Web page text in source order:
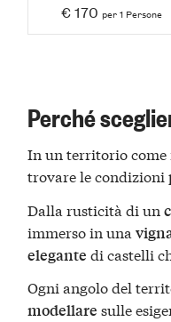
€ 170 per 1 Persone
Perché
In un territorio come
trovare le condizioni
Dalla rusticità di un
immerso in una
elegante di castelli
Ogni angolo del
modellare sulle